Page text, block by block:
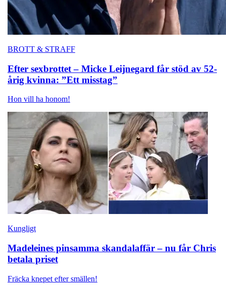
BROTT & STRAFF
Efter sexbrottet – Micke Leijnegard får stöd av 52-
årig kvinna: ”Ett misstag”
Hon vill ha honom!
Kungligt
Madeleines pinsamma skandalaffär – nu får Chris
betala priset
Fräcka knepet efter smällen!